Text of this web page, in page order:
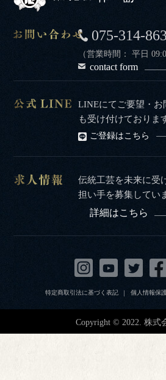
075-314-
（営業時間： 平日
contact form
LINEにてご要望・お
も受け付けておりま
ご登録はこちら
伝統工芸を未来に受
担い手を募集してい
詳細はこちら
特定商取引法に基づく表記 個人情報保
Copyright © 2022. 株式